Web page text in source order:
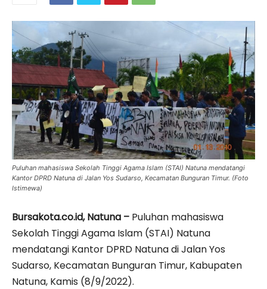
Puluhan mahasiswa Sekolah Tinggi Agama Islam (STAI) Natuna mendatangi
Kantor DPRD Natuna di Jalan Yos Sudarso, Kecamatan Bunguran Timur. (Foto
Istimewa)
Bursakota.co.id, Natuna – Puluhan mahasiswa
Sekolah Tinggi Agama Islam (STAI) Natuna
mendatangi Kantor DPRD Natuna di Jalan Yos
Sudarso, Kecamatan Bunguran Timur, Kabupaten
Natuna, Kamis (8/9/2022).